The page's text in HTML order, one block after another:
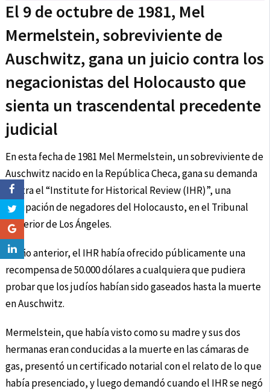
El 9 de octubre de 1981, Mel
Mermelstein, sobreviviente de
Auschwitz, gana un juicio contra los
negacionistas del Holocausto que
sienta un trascendental precedente
judicial
En esta fecha de 1981 Mel Mermelstein, un sobreviviente de
Auschwitz nacido en la República Checa, gana su demanda
contra el “Institute for Historical Review (IHR)”, una
agrupación de negadores del Holocausto, en el Tribunal
Superior de Los Ángeles.
El año anterior, el IHR había ofrecido públicamente una
recompensa de 50.000 dólares a cualquiera que pudiera
probar que los judíos habían sido gaseados hasta la muerte
en Auschwitz.
Mermelstein, que había visto como su madre y sus dos
hermanas eran conducidas a la muerte en las cámaras de
gas, presentó un certificado notarial con el relato de lo que
había presenciado, y luego demandó cuando el IHR se negó